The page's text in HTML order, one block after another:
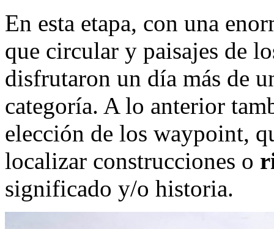
En esta etapa, con una
que circular y paisajes de
disfrutaron un día más de
categoría. A lo anterior
elección de los waypoint,
localizar construcciones o
significado y/o historia.